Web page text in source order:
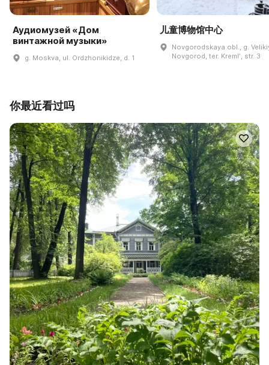
Аудиомузей «Дом
винтажной музыки»
g. Moskva, ul. Ordzhonikidze, d. 1
儿童博物馆中心
Novgorodskaya obl., g.
Novgorod, ter. Kremlʹ, str. 3
你最近看过吗